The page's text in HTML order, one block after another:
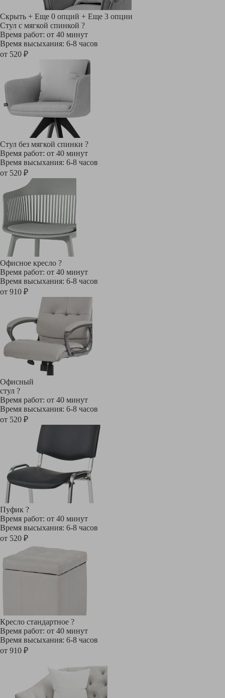
Скрыть + Еще 0 опций + Еще 3 опции
Стул с мягкой спинкой ?
Время работ: от 40 минут
Время высыхания: 6-8 часов
от 520 ₽
Стул без мягкой спинки ?
Время работ: от 40 минут
Время высыхания: 6-8 часов
от 520 ₽
Офисное кресло ?
Время работ: от 40 минут
Время высыхания: 6-8 часов
от 910 ₽
Офисный
стул ?
Время работ: от 40 минут
Время высыхания: 6-8 часов
от 520 ₽
Пуфик ?
Время работ: от 40 минут
Время высыхания: 6-8 часов
от 520 ₽
Кресло стандартное ?
Время работ: от 40 минут
Время высыхания: 6-8 часов
от 910 ₽